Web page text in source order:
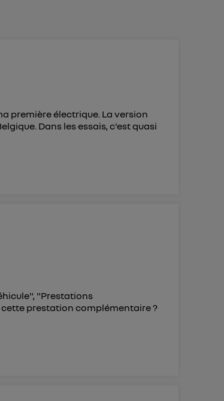
première électrique. La version
Dans les essais, c'est quasi
"Prestations
cette prestation complémentaire ?